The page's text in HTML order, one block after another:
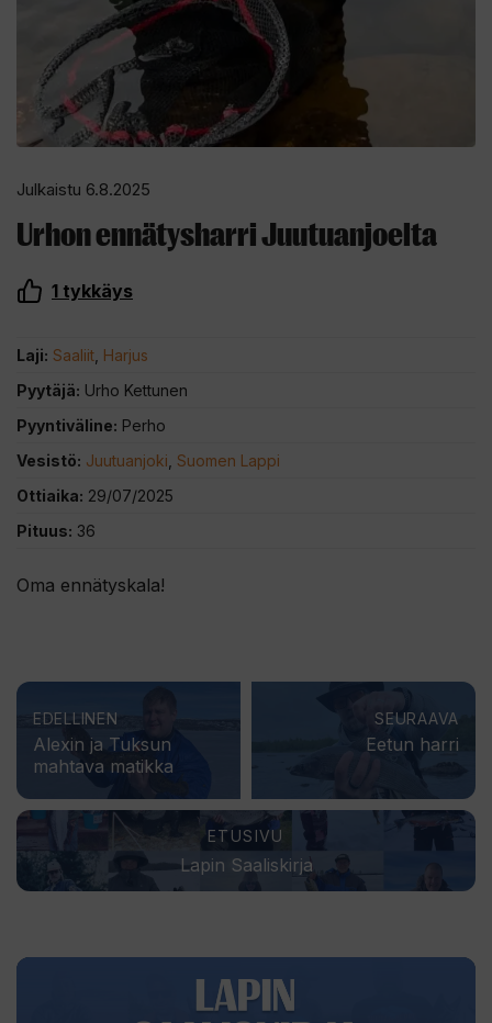
Julkaistu 6.8.2025
Urhon ennätysharri Juutuanjoelta
1 tykkäys
Laji: Saaliit Harjus
Pyytäjä: Urho Kettunen
Pyyntiväline: Perho
Vesistö: Juutuanjoki Suomen Lappi
Ottiaika: 29/07/2025
Pituus: 36
Oma ennätyskala!
EDELLINEN
Alexin ja Tuksun
mahtava matikka
ETUSIVU
Lapin Saaliskirja
SEURAAVA
Eetun harri